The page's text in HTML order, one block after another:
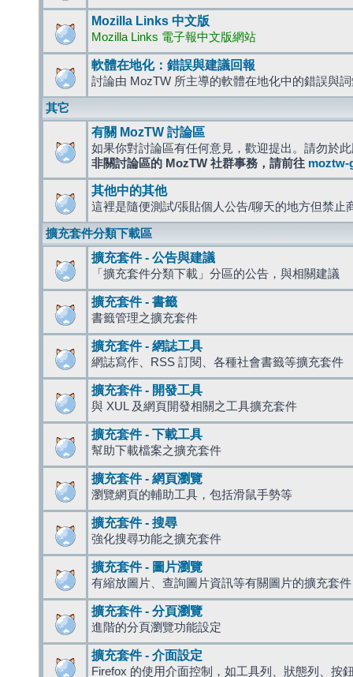
Mozilla Links 中文版
Mozilla Links 電子報中文版網站
軟體在地化：錯誤與建議回報
討論由 MozTW 所主導的軟體在地化中的錯誤與
其它
有關 MozTW 討論區
如果你對討論區有任何意見，歡迎提出。請勿於
非關討論區的 MozTW 社群事務，請前往 moztw-
其他中的其他
這裡是隨便測試/張貼個人公告/聊天的地方但禁止
擴充套件分類下載區
擴充套件 - 公告與建議
「擴充套件分類下載」分區的公告，與相關建議
擴充套件 - 書籤
書籤管理之擴充套件
擴充套件 - 網誌工具
網誌寫作、RSS 訂閱、各種社會書籤等擴充套件
擴充套件 - 開發工具
與 XUL 及網頁開發相關之工具擴充套件
擴充套件 - 下載工具
幫助下載檔案之擴充套件
擴充套件 - 網頁瀏覽
瀏覽網頁的輔助工具，包括滑鼠手勢等
擴充套件 - 搜尋
強化搜尋功能之擴充套件
擴充套件 - 圖片瀏覽
有縮放圖片、查詢圖片資訊等有關圖片的擴充套件
擴充套件 - 分頁瀏覽
進階的分頁瀏覽功能設定
擴充套件 - 介面設定
Firefox 的使用介面控制，如工具列、狀態列、按